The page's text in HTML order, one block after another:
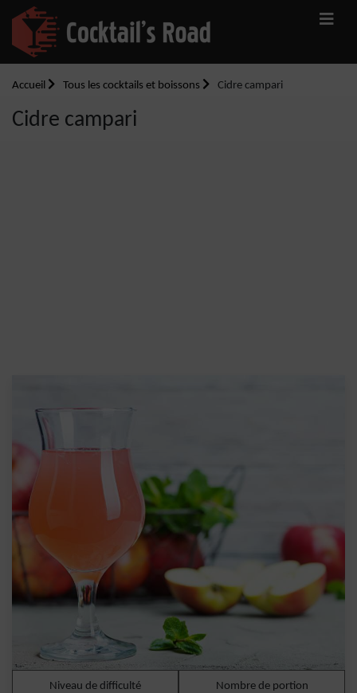
Accueil Tous les cocktails et boissons Cidre campari
Cidre campari
Niveau de difficulté
Nombre de portion